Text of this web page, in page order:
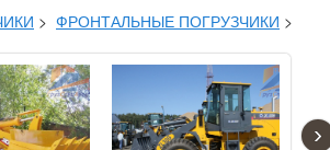
> ФРОНТАЛЬНЫЕ ПОГРУЗЧИКИ >
›